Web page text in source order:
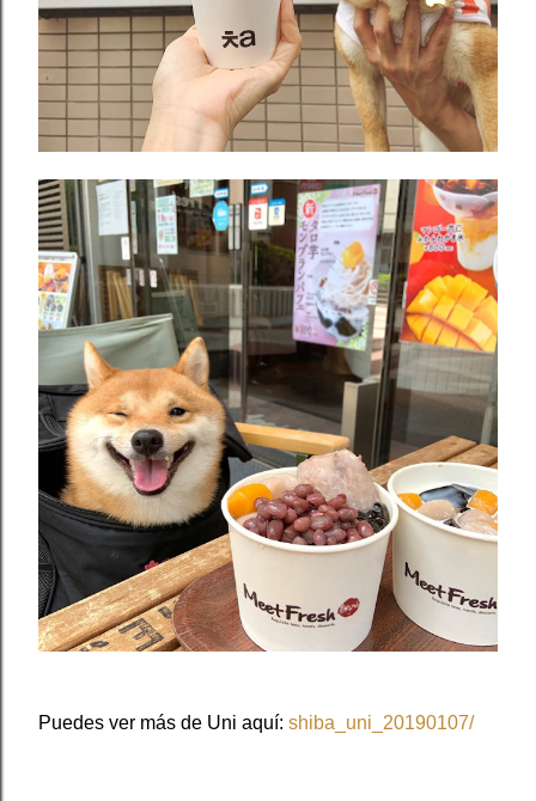
Puedes ver más de Uni aquí: shiba_uni_20190107/